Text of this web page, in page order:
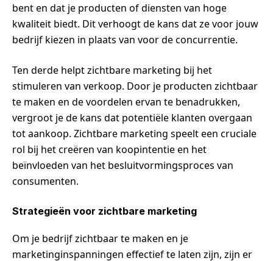
bent en dat je producten of diensten van hoge
kwaliteit biedt. Dit verhoogt de kans dat ze voor jouw
bedrijf kiezen in plaats van voor de concurrentie.
Ten derde helpt zichtbare marketing bij het
stimuleren van verkoop. Door je producten zichtbaar
te maken en de voordelen ervan te benadrukken,
vergroot je de kans dat potentiële klanten overgaan
tot aankoop. Zichtbare marketing speelt een cruciale
rol bij het creëren van koopintentie en het
beïnvloeden van het besluitvormingsproces van
consumenten.
Strategieën voor zichtbare marketing
Om je bedrijf zichtbaar te maken en je
marketinginspanningen effectief te laten zijn, zijn er